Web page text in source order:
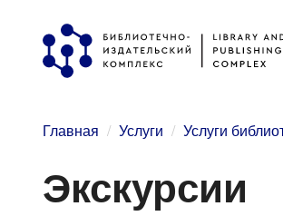
Перейти
основному
Главная Услуги Услуги
Экскурсии